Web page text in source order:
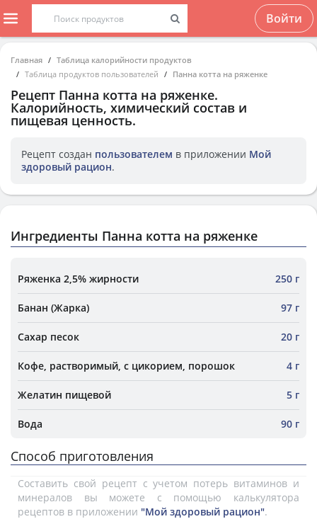
Войти
Главная
Таблица калорийности продуктов
Таблица продуктов пользователей
Панна котта на ряженке
Рецепт Панна котта на ряженке.
Калорийность, химический состав и
пищевая ценность.
Рецепт создан пользователем в приложении Мой
здоровый рацион.
Ингредиенты Панна котта на ряженке
Ряженка 2,5% жирности 250 г
Банан (Жарка) 97 г
Сахар песок 20 г
Кофе, растворимый, с цикорием, порошок 4 г
Желатин пищевой 5 г
Вода 90 г
Способ приготовления
Составить свой рецепт с учетом потерь витаминов и
минералов вы можете с помощью калькулятора
рецептов в приложении "Мой здоровый рацион".